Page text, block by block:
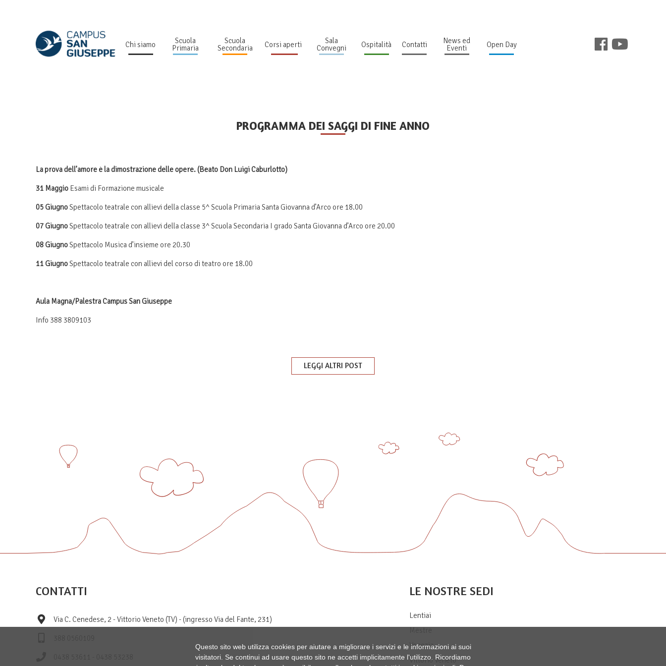
Chi siamo
Scuola
Primaria
Scuola
Secondaria
Corsi aperti
Sala
Convegni
Ospitalità Contatti
News ed
Eventi
Open Day
PROGRAMMA DEI SAGGI DI FINE ANNO
La prova dell’amore è la dimostrazione delle opere. (Beato Don Luigi Caburlotto)
31 Maggio Esami di Formazione musicale
05 GiugnoSpettacolo teatrale con allievi della classe 5^ Scuola Primaria Santa Giovanna d’Arco ore 18.00
07 GiugnoSpettacolo teatrale con allievi della classe 3^ Scuola Secondaria I grado Santa Giovanna d’Arco ore 20.00
08 GiugnoSpettacolo Musica d’insieme ore 20.30
11 GiugnoSpettacolo teatrale con allievi del corso di teatro ore 18.00
Aula Magna/Palestra Campus San Giuseppe
Info 388 3809103
LEGGI ALTRI POST
CONTATTI
Via C. Cenedese, 2 - Vittorio Veneto (TV) - (ingresso Via del Fante, 231)
LE NOSTRE SEDI
Lentiai
Venezia
Vittorio Veneto
Questo sito web utilizza cookies per aiutare a migliorare i servizi e le informazioni ai suoi
visitatori. Se continui ad usare questo sito ne accetti implicitamente l'utilizzo. Ricordiamo